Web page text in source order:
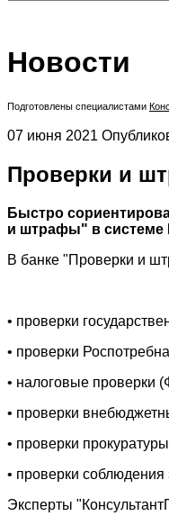
Новости
Подготовлены специалистами
07 июня 2021
Проверки и
Быстро
и штрафы" в системе
В банке "Проверки и
• проверки
• проверки
• налоговые проверки
• проверки
• проверки
• проверки
Эксперты